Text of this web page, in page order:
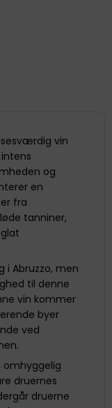
vin
og
en
fra
tanniner,
i Abruzzo, men
til denne
vin kommer
byer
ved
omhyggelig
druernes
druerne